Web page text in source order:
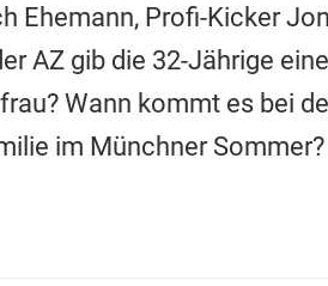
Ehemann, Profi-Kicker
AZ gib die 32-Jährige
Wann kommt es bei
im Münchner Sommer?